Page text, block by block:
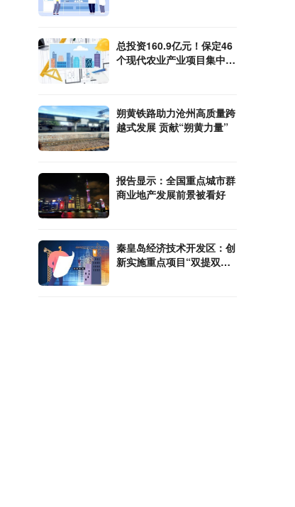
总投资160.9亿元！保定46
个现代农业产业项目集中开
朔黄铁路助力沧州高质量跨
越式发展 贡献“朔黄力量”
报告显示：全国重点城市群
商业地产发展前景被看好
秦皇岛经济技术开发区：创
新实施重点项目“双提双